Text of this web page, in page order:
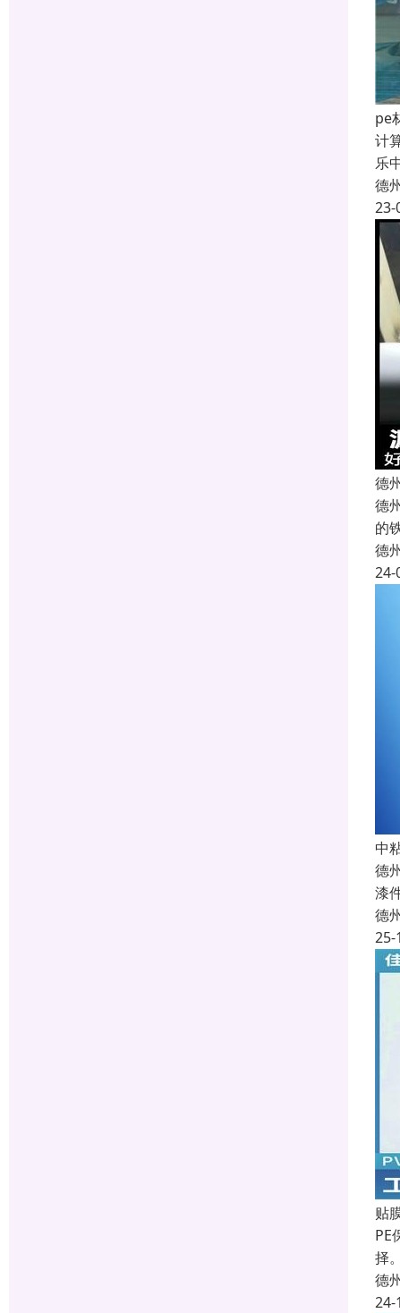
pe
计
乐
德
23-
德
德
的
德
24-
中
德
漆
德
25-
贴
PE
择
德
24-